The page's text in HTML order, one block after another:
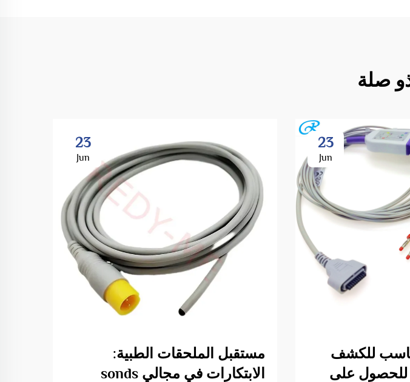
صلة
23
Jun
للكشف
للحصول على
23
Jun
مستقبل الملحقات الطبية:
الابتكارات في مجالي sonds